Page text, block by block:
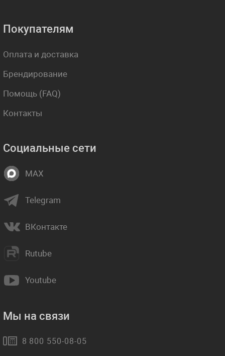
Покупателям
Оплата и доставка
Брендирование
Помощь (FAQ)
Контакты
Социальные сети
MAX
Telegram
ВКонтакте
Rutube
Youtube
Мы на связи
8 800 550-08-05